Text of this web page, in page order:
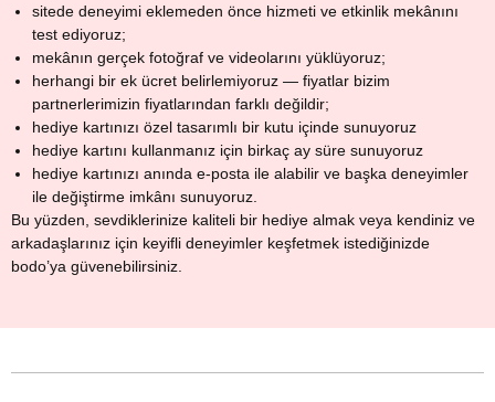
sitede deneyimi eklemeden önce hizmeti ve etkinlik mekânını
test ediyoruz;
mekânın gerçek fotoğraf ve videolarını yüklüyoruz;
herhangi bir ek ücret belirlemiyoruz — fiyatlar bizim
partnerlerimizin fiyatlarından farklı değildir;
hediye kartınızı özel tasarımlı bir kutu içinde sunuyoruz
hediye kartını kullanmanız için birkaç ay süre sunuyoruz
hediye kartınızı anında e-posta ile alabilir ve başka deneyimler
ile değiştirme imkânı sunuyoruz.
Bu yüzden, sevdiklerinize kaliteli bir hediye almak veya kendiniz ve
arkadaşlarınız için keyifli deneyimler keşfetmek istediğinizde
bodo’ya güvenebilirsiniz.